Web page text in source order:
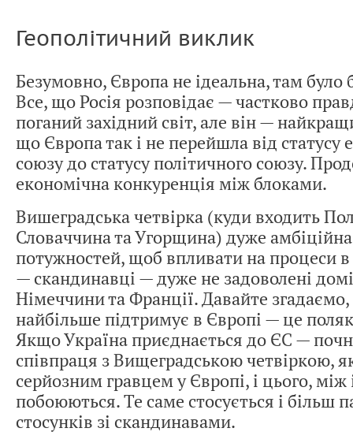
Геополітичний виклик
Безумовно, Європа не ідеальна, там було
Все, що Росія розповідає — частково
поганий західний світ, але він —
що Європа так і не перейшла від статусу
союзу до статусу політичного союзу.
економічна конкуренція між блоками.
Вишеградська четвірка (куди входить
Словаччина та Угорщина) дуже
потужностей, щоб впливати на процеси
— скандинавці — дуже не задоволені
Німеччини та Франції. Давайте згадаємо,
найбільше підтримує в Європі — це
Якщо Україна приєднається до ЄС —
співпраця з Вищеградською четвіркою,
серйозним гравцем у Європі, і цього,
побоюються. Те саме стосується і більш
стосунків зі скандинавами.